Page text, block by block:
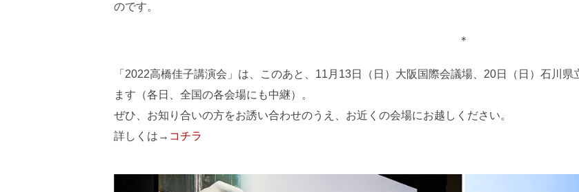
のです。
＊
「2022高橋佳子講演会」は、このあと、11月13日（日）大阪国際会議場、20日（日）石川
ます（各日、全国の各会場にも中継）。
ぜひ、お知り合いの方をお誘い合わせのうえ、お近くの会場にお越しください。
詳しくは→ コチラ